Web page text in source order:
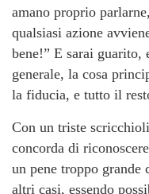
amano proprio
qualsiasi azione
bene!” E sarai
generale, la cosa
la fiducia, e tutto il
Con un triste
concorda di
un pene troppo
altri casi, essendo